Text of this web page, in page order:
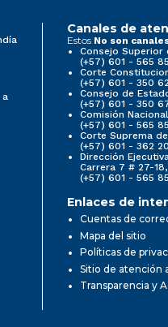
a
Canales de
Estos No son
Consejo Superior
(+57) 601 - 565
Corte
(+57) 601 - 350
Consejo de
(+57) 601 - 350
Comisión
(+57) 601 - 565
Corte Suprema
(+57) 601 - 362
Dirección
Carrera 7 # 27-
(+57) 601 - 565
Enlaces de
Cuentas de
Mapa del sitio
Políticas de
Sitio de atención
Transparencia y